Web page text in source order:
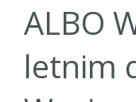
ALBO
letnim